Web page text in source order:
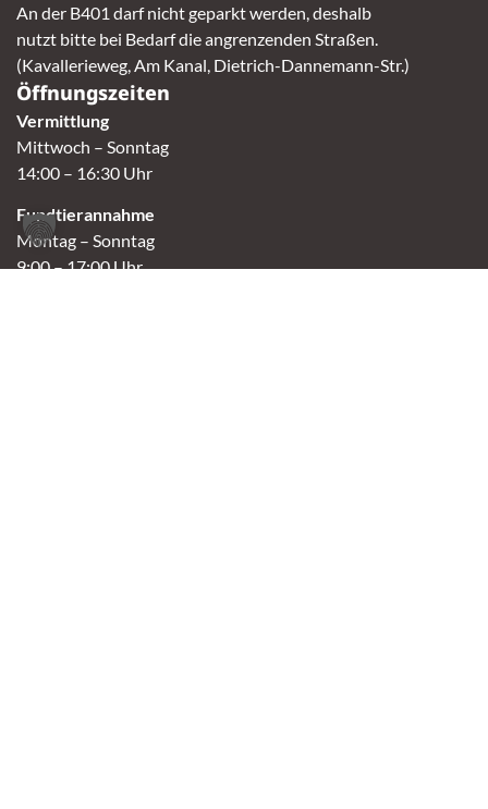
An der B401 darf nicht geparkt werden, deshalb
nutzt bitte bei Bedarf die angrenzenden Straßen.
(Kavallerieweg, Am Kanal, Dietrich-Dannemann-Str.)
Öffnungszeiten
Vermittlung
Mittwoch – Sonntag
14:00 – 16:30 Uhr
Fundtierannahme
Montag – Sonntag
9:00 – 17:00 Uhr